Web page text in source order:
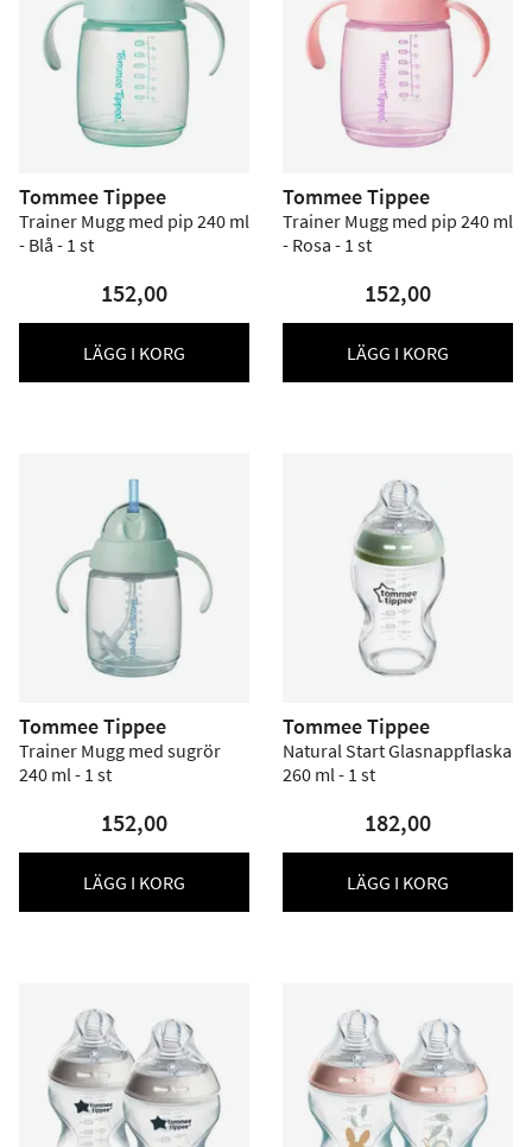
Tommee Tippee
Trainer Mugg med pip 240 ml
- Blå - 1 st
152,00
LÄGG I KORG
Tommee Tippee
Trainer Mugg med pip 240 ml
- Rosa - 1 st
152,00
LÄGG I KORG
Tommee Tippee
Trainer Mugg med sugrör
240 ml - 1 st
152,00
LÄGG I KORG
Tommee Tippee
Natural Start Glasnappflaska
260 ml - 1 st
182,00
LÄGG I KORG